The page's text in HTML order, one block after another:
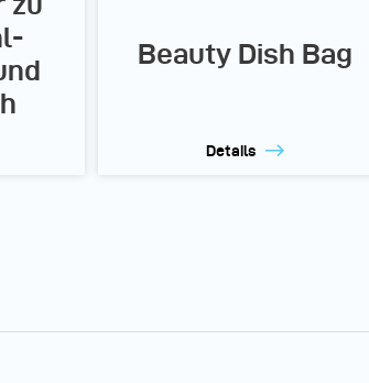
Beauty Dish Bag
Details